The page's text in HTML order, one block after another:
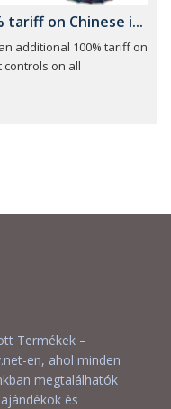
tariff on Chinese i...
additional 100% tariff on
on all
Termékek –
en, ahol minden
megtalálhatók
és